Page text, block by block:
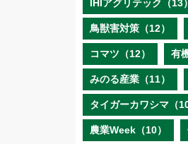
IHIアグリテック（13）
鳥獣害対策（12）
コマツ（12） 有
みのる産業（11）
タイガーカワシマ（10
農業Week（10）